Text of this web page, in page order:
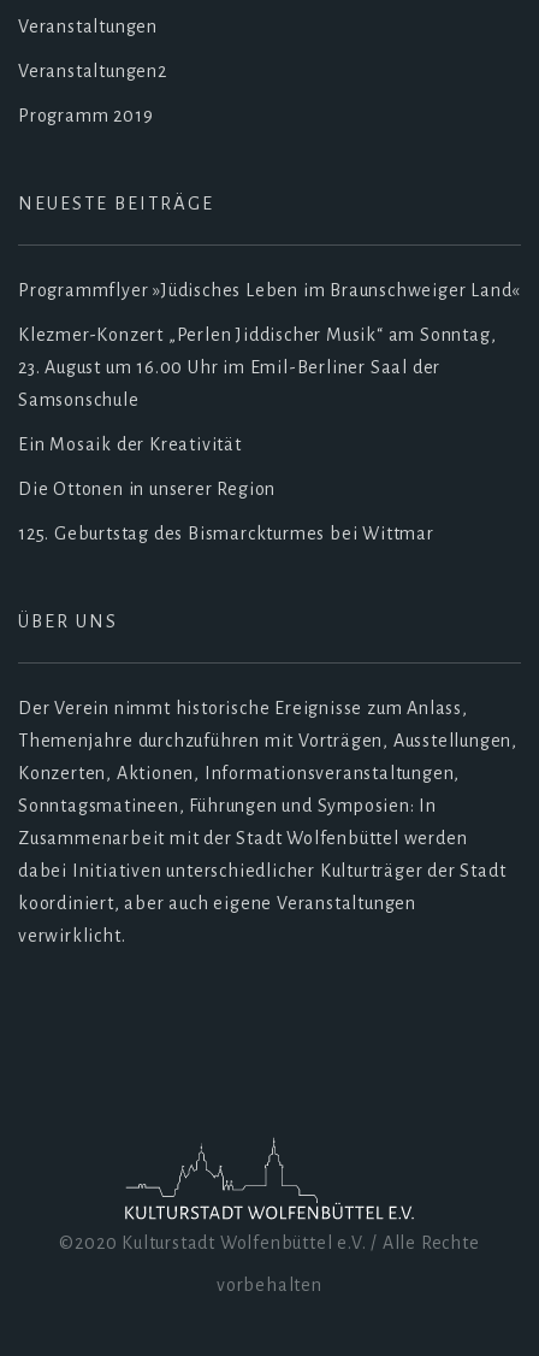
Veranstaltungen
Veranstaltungen2
Programm 2019
NEUESTE BEITRÄGE
Programmflyer »Jüdisches Leben im Braunschweiger Land«
Klezmer-Konzert „Perlen Jiddischer Musik“ am Sonntag,
23. August um 16.00 Uhr im Emil-Berliner Saal der
Samsonschule
Ein Mosaik der Kreativität
Die Ottonen in unserer Region
125. Geburtstag des Bismarckturmes bei Wittmar
ÜBER UNS
Der Verein nimmt historische Ereignisse zum Anlass,
Themenjahre durchzuführen mit Vorträgen, Ausstellungen,
Konzerten, Aktionen, Informationsveranstaltungen,
Sonntagsmatineen, Führungen und Symposien: In
Zusammenarbeit mit der Stadt Wolfenbüttel werden
dabei Initiativen unterschiedlicher Kulturträger der Stadt
koordiniert, aber auch eigene Veranstaltungen
verwirklicht.
©2020 Kulturstadt Wolfenbüttel e.V. / Alle Rechte
vorbehalten